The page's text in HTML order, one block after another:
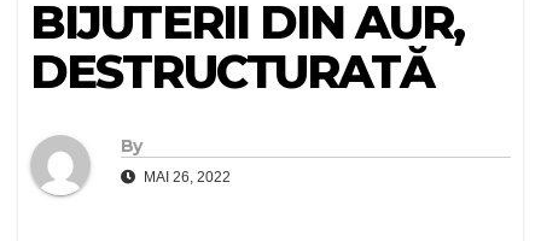
BIJUTERII DIN AUR,
DESTRUCTURATĂ
By
MAI 26, 2022